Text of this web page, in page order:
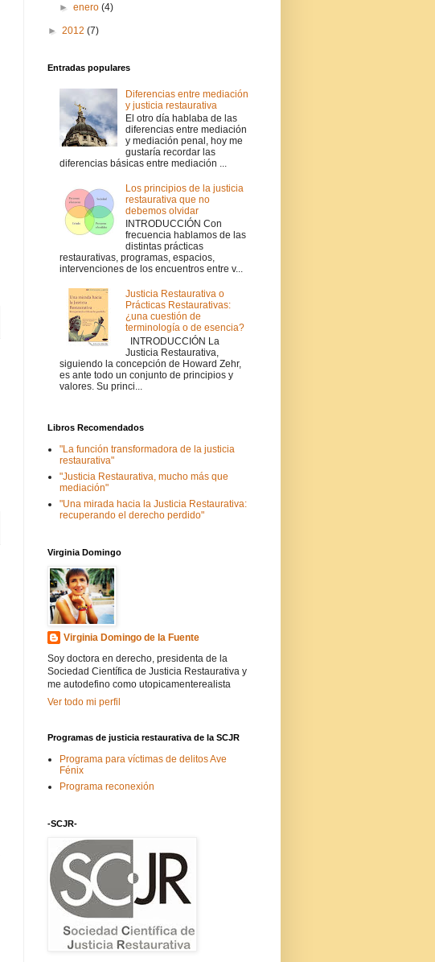
►enero(4)
► 2012 (7)
Entradas populares
Diferencias entre mediación
y justicia restaurativa
El otro día hablaba de las
diferencias entre mediación
y mediación penal, hoy me
gustaría recordar las
diferencias básicas entre mediación ...
Los principios de la justicia
restaurativa que no
debemos olvidar
INTRODUCCIÓN Con
frecuencia hablamos de las
distintas prácticas
restaurativas, programas, espacios,
intervenciones de los encuentros entre v...
Justicia Restaurativa o
Prácticas Restaurativas:
¿una cuestión de
terminología o de esencia?
INTRODUCCIÓN La
Justicia Restaurativa,
siguiendo la concepción de Howard Zehr,
es ante todo un conjunto de principios y
valores. Su princi...
Libros Recomendados
"La función transformadora de la justicia
restaurativa"
"Justicia Restaurativa, mucho más que
mediación"
"Una mirada hacia la Justicia Restaurativa:
recuperando el derecho perdido"
Virginia Domingo
Virginia Domingo de la Fuente
Soy doctora en derecho, presidenta de la
Sociedad Científica de Justicia Restaurativa y
me autodefino como utopicamenterealista
Ver todo mi perfil
Programas de justicia restaurativa de la SCJR
Programa para víctimas de delitos Ave
Fénix
Programa reconexión
-SCJR-